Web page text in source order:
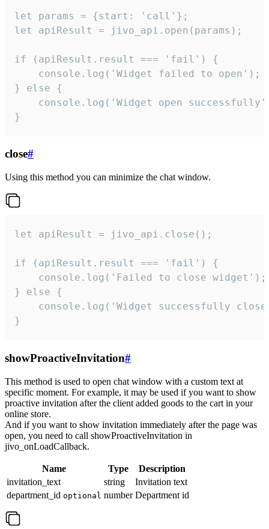
let params = {start: 'call'};
let apiResult = jivo_api.open(params);
if (apiResult.result === 'fail') {
    console.log('Widget failed to open');
} else {
console.log('Widget open
}
close#
Using this method you can minimize the chat window.
let apiResult = jivo_api.close();
if (apiResult.result === 'fail') {
    console.log('Failed to close widget');
} else {
console.log('Widget successfully
}
showProactiveInvitation#
This method is used to open chat window with a custom text at
specific moment. For example, it may be used if you want to show
proactive invitation after the client added goods to the cart in your
online store.
And if you want to show invitation immediately after the page was
open, you need to call showProactiveInvitation in
jivo_onLoadCallback.
Name Type
Description
invitation_text
string
Invitation text
department_id optional number Department id